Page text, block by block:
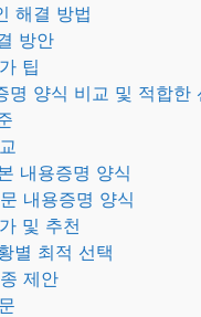
해결 방법
방안
팁
명 양식 비교 및 적합한
내용증명 양식
내용증명 양식
및 추천
별 최적 선택
제안